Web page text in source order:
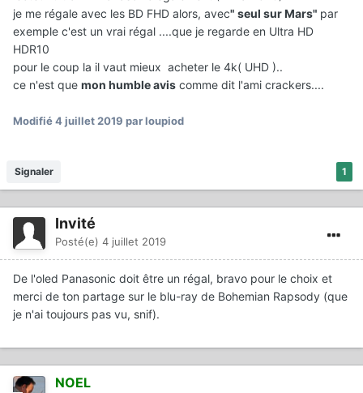
je me régale avec les BD FHD alors, avec" seul sur Mars" par
exemple c'est un vrai régal ....que je regarde en Ultra HD
HDR10
pour le coup la il vaut mieux acheter le 4k( UHD )..
ce n'est que mon humble avis comme dit l'ami crackers....
Modifié4 juillet 2019 par loupiod
1
Signaler
Invité
Posté(e) 4 juillet 2019
De l'oled Panasonic doit être un régal, bravo pour le choix et
merci de ton partage sur le blu-ray de Bohemian Rapsody (que
je n'ai toujours pas vu, snif).
NOEL